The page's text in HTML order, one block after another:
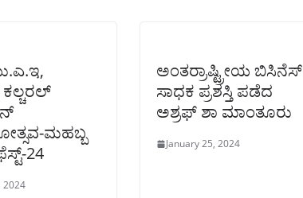
ಮಹಬ್ಬ
24
2024
ಅಂತರ್ರಾಷ್ಟ್ರೀಯ ಬಿಸಿನೆಸ್
ಸಾಧಕ ಪ್ರಶಸ್ತಿ ಪಡೆದ
ಅಶ್ರಫ್ ಶಾ ಮಾಂತೂರು
January 25, 2024